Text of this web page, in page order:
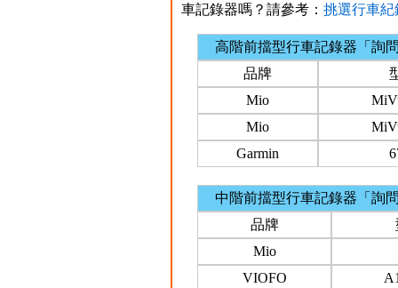
車記錄器嗎？請參考：挑選行車
高階前擋型行車記錄器「詢
品牌
Mio
Mio
Garmin
中階前擋型行車記錄器「詢
品牌
Mio
VIOFO